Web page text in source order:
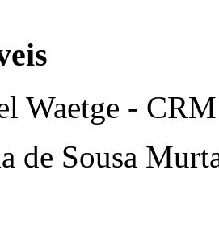
Waetge -
de Sousa